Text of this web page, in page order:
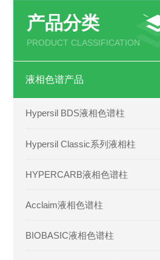
产品分类
PRODUCT CLASSIFICATION
液相色谱产品
Hypersil BDS液相色谱柱
Hypersil Classic系列液相柱
HYPERCARB液相色谱柱
Acclaim液相色谱柱
BIOBASIC液相色谱柱